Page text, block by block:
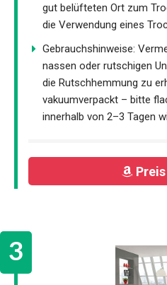
gut belüfteten Ort zum
die Verwendung eines
Gebrauchshinweise:
nassen oder rutschigen
die Rutschhemmung zu
vakuumverpackt – bitte
innerhalb von 2–3 Tagen